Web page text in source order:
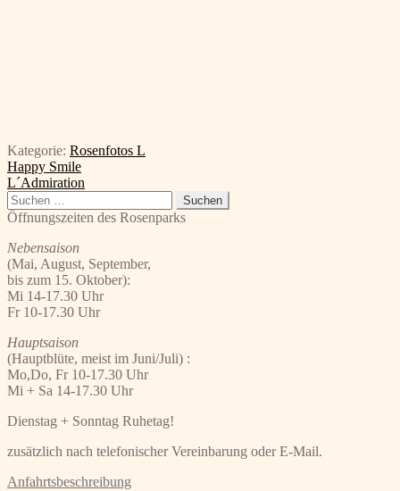
Kategorie: Rosenfotos L
Beitragsnavigation
Vorheriger
Beitrag:
Happy Smile
Nächster
Beitrag:
L´Admiration
Suchen
nach:
Öffnungszeiten des Rosenparks
Nebensaison
(Mai, August, September,
bis zum 15. Oktober):
Mi 14-17.30 Uhr
Fr 10-17.30 Uhr
Hauptsaison
(Hauptblüte, meist im Juni/Juli) :
Mo,Do, Fr 10-17.30 Uhr
Mi + Sa 14-17.30 Uhr
Dienstag + Sonntag Ruhetag!
zusätzlich nach telefonischer Vereinbarung oder E-Mail.
Anfahrtsbeschreibung